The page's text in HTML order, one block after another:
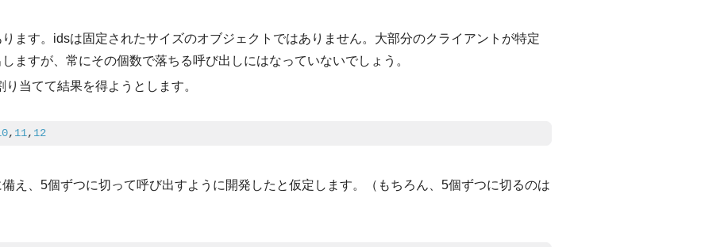
ます。idsは固定されたサイズのオブジェクトではありません。大部分のクライアントが特定
ますが、常にその個数で落ちる呼び出しにはなっていないでしょう。
当てて結果を得ようとします。
, 11, 12
え、5個ずつに切って呼び出すように開発したと仮定します。（もちろん、5個ずつに切るのは